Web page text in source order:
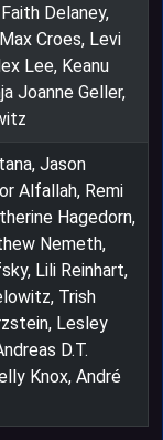
Delaney,
Croes, Levi
Lee, Keanu
Joanne Geller,
Jason
Alfallah, Remi
Hagedorn,
Nemeth,
Lili Reinhart,
Trish
Lesley
D.T.
Knox, André